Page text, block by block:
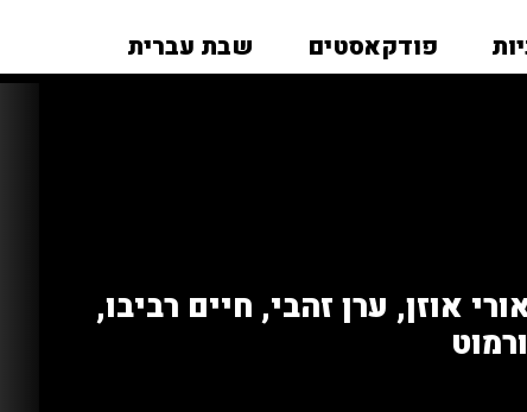
פודקאסטים שבת עברית
אוזן, ערן זהבי, חיים רביבו,